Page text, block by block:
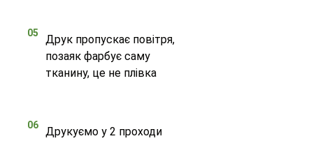
05
Друк пропускає повітря,
позаяк фарбує саму
тканину, це не плівка
06 Друкуємо у 2 проходи